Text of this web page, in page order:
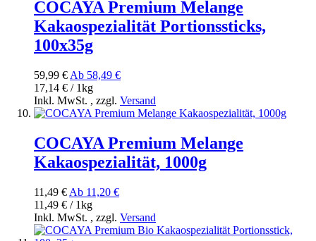
COCAYA Premium Melange
Kakaospezialität Portionssticks,
100x35g
59,99 € Ab 58,49 €
17,14 € / 1kg
Inkl. MwSt. , zzgl. Versand
COCAYA Premium Melange
Kakaospezialität, 1000g
11,49 € Ab 11,20 €
11,49 € / 1kg
Inkl. MwSt. , zzgl. Versand